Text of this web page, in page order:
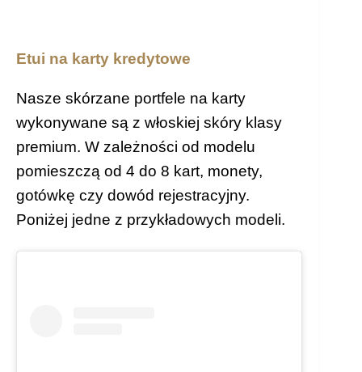
na
stronie
produktu
Etui na karty kredytowe
Nasze skórzane portfele na karty
wykonywane są z włoskiej skóry klasy
premium. W zależności od modelu
pomieszczą od 4 do 8 kart, monety,
gotówkę czy dowód rejestracyjny.
Poniżej jedne z przykładowych modeli.